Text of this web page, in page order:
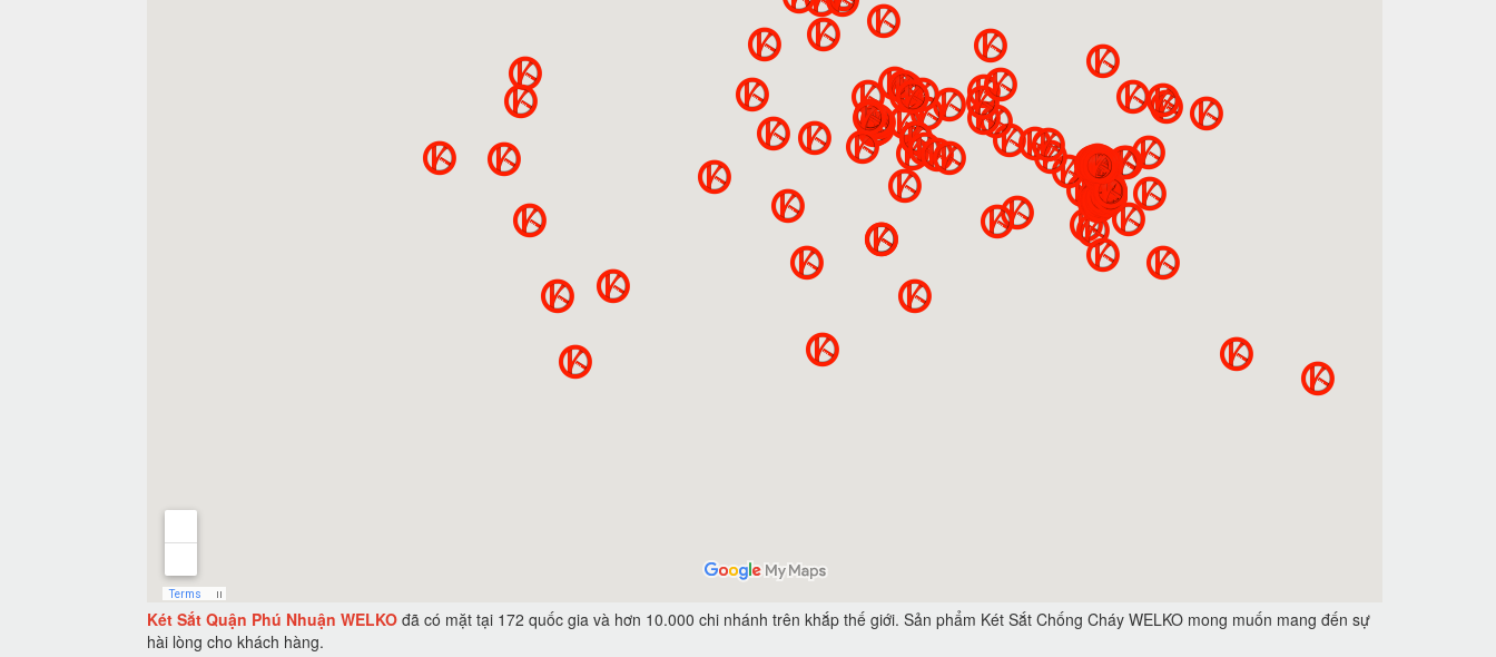
Két Sắt Quận Phú Nhuận WELKO đã có mặt tại 172 quốc gia và hơn 10.000 chi nhánh trên khắp thế giới. Sản phẩm Két Sắt Chống Cháy WELKO mong muốn mang đến sự
hài lòng cho khách hàng.